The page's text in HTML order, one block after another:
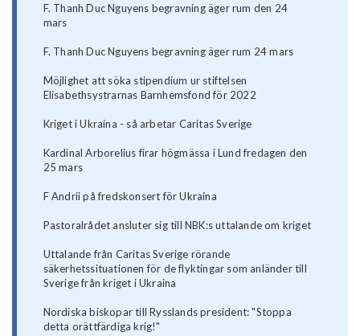
F. Thanh Duc Nguyens begravning äger rum den 24
mars
F. Thanh Duc Nguyens begravning äger rum 24 mars
Möjlighet att söka stipendium ur stiftelsen
Elisabethsystrarnas Barnhemsfond för 2022
Kriget i Ukraina - så arbetar Caritas Sverige
Kardinal Arborelius firar högmässa i Lund fredagen den
25 mars
F Andrii på fredskonsert för Ukraina
Pastoralrådet ansluter sig till NBK:s uttalande om kriget
Uttalande från Caritas Sverige rörande
säkerhetssituationen för de flyktingar som anländer till
Sverige från kriget i Ukraina
Nordiska biskopar till Rysslands president: "Stoppa
detta orättfärdiga krig!"